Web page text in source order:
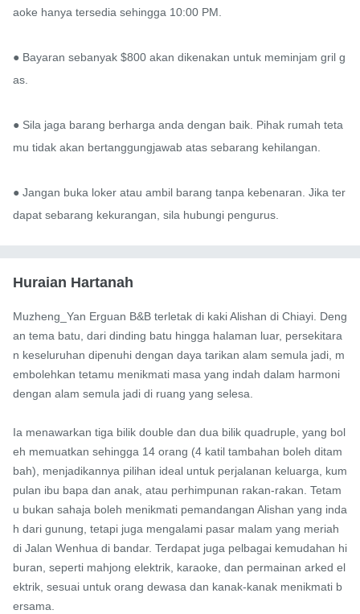
aoke hanya tersedia sehingga 10:00 PM.
● Bayaran sebanyak $800 akan dikenakan untuk meminjam gril g
as.
● Sila jaga barang berharga anda dengan baik. Pihak rumah teta
mu tidak akan bertanggungjawab atas sebarang kehilangan.
● Jangan buka loker atau ambil barang tanpa kebenaran. Jika ter
dapat sebarang kekurangan, sila hubungi pengurus.
Huraian Hartanah
Muzheng_Yan Erguan B&B terletak di kaki Alishan di Chiayi. Deng
an tema batu, dari dinding batu hingga halaman luar, persekitara
n keseluruhan dipenuhi dengan daya tarikan alam semula jadi, m
embolehkan tetamu menikmati masa yang indah dalam harmoni
dengan alam semula jadi di ruang yang selesa.
Ia menawarkan tiga bilik double dan dua bilik quadruple, yang bol
eh memuatkan sehingga 14 orang (4 katil tambahan boleh ditam
bah), menjadikannya pilihan ideal untuk perjalanan keluarga, kum
pulan ibu bapa dan anak, atau perhimpunan rakan-rakan. Tetam
u bukan sahaja boleh menikmati pemandangan Alishan yang inda
h dari gunung, tetapi juga mengalami pasar malam yang meriah
di Jalan Wenhua di bandar. Terdapat juga pelbagai kemudahan hi
buran, seperti mahjong elektrik, karaoke, dan permainan arked el
ektrik, sesuai untuk orang dewasa dan kanak-kanak menikmati b
ersama.